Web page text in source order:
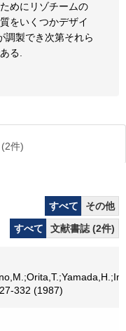
めにリゾチームの
をいくつかデザイ
調製でき次第それら
る.
(2件)
すべて
その他
すべて
文献書誌 (2件)
332 (1987)